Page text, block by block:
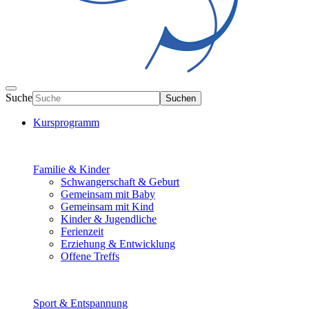
Suche Suchen
Kursprogramm
Familie & Kinder
Schwangerschaft & Geburt
Gemeinsam mit Baby
Gemeinsam mit Kind
Kinder & Jugendliche
Ferienzeit
Erziehung & Entwicklung
Offene Treffs
Sport & Entspannung